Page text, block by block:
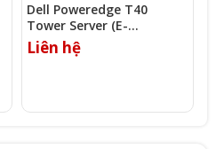
Dell Poweredge T40
Tower Server (E-
2224G/8GB/1TB)
Liên hệ